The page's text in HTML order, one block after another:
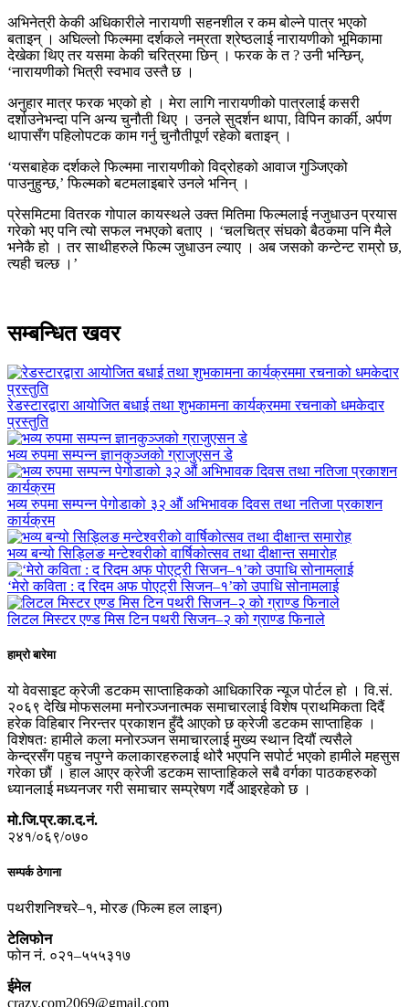
अभिनेत्री केकी अधिकारीले नारायणी सहनशील र कम बोल्ने पात्र भएको
बताइन् । अघिल्लो फिल्ममा दर्शकले नम्रता श्रेष्ठलाई नारायणीको भूमिकामा
देखेका थिए तर यसमा केकी चरित्रमा छिन् । फरक के त ? उनी भन्छिन्,
‘नारायणीको भित्री स्वभाव उस्तै छ ।
अनुहार मात्र फरक भएको हो । मेरा लागि नारायणीको पात्रलाई कसरी
दर्शाउनेभन्दा पनि अन्य चुनौती थिए । उनले सुदर्शन थापा, विपिन कार्की, अर्पण
थापासँग पहिलोपटक काम गर्नु चुनौतीपूर्ण रहेको बताइन् ।
‘यसबाहेक दर्शकले फिल्ममा नारायणीको विद्रोहको आवाज गुञ्जिएको
पाउनुहुन्छ,’ फिल्मको बटमलाइबारे उनले भनिन् ।
प्रेसमिटमा वितरक गोपाल कायस्थले उक्त मितिमा फिल्मलाई नजुधाउन प्रयास
गरेको भए पनि त्यो सफल नभएको बताए । ‘चलचित्र संघको बैठकमा पनि मैले
भनेकै हो । तर साथीहरुले फिल्म जुधाउन ल्याए । अब जसको कन्टेन्ट राम्रो छ,
त्यही चल्छ ।’
सम्बन्धित खवर
रेडस्टारद्वारा आयोजित बधाई तथा शुभकामना कार्यक्रममा रचनाको धमकेदार
प्रस्तुति
भव्य रुपमा सम्पन्न ज्ञानकुञ्जको ग्राजुएसन डे
भव्य रुपमा सम्पन्न पेगोडाको ३२ औं अभिभावक दिवस तथा नतिजा प्रकाशन
कार्यक्रम
भव्य बन्यो सिड्लिङ मन्टेश्वरीको वार्षिकोत्सव तथा दीक्षान्त समारोह
‘मेरो कविता : द रिदम अफ पोएट्री सिजन–१’को उपाधि सोनामलाई
लिटल मिस्टर एण्ड मिस टिन पथरी सिजन–२ को ग्राण्ड फिनाले
हाम्रो बारेमा
यो वेवसाइट क्रेजी डटकम साप्ताहिकको आधिकारिक न्यूज पोर्टल हो । वि.सं.
२०६९ देखि मोफसलमा मनोरञ्जनात्मक समाचारलाई विशेष प्राथमिकता दिदैं
हरेक विहिबार निरन्तर प्रकाशन हुँदै आएको छ क्रेजी डटकम साप्ताहिक ।
विशेषतः हामीले कला मनोरञ्जन समाचारलाई मुख्य स्थान दियौं त्यसैले
केन्द्रसँग पहुच नपुग्ने कलाकारहरुलाई थोरै भएपनि सपोर्ट भएको हामीले महसुस
गरेका छौं । हाल आएर क्रेजी डटकम साप्ताहिकले सबै वर्गका पाठकहरुको
ध्यानलाई मध्यनजर गरी समाचार सम्प्रेषण गर्दै आइरहेको छ ।
मो.जि.प्र.का.द.नं.
२४१/०६९/०७०
सम्पर्क ठेगाना
पथरीशनिश्चरे–१, मोरङ (फिल्म हल लाइन)
टेलिफोन
फोन नं. ०२१–५५५३१७
ईमेल
crazy.com2069@gmail.com